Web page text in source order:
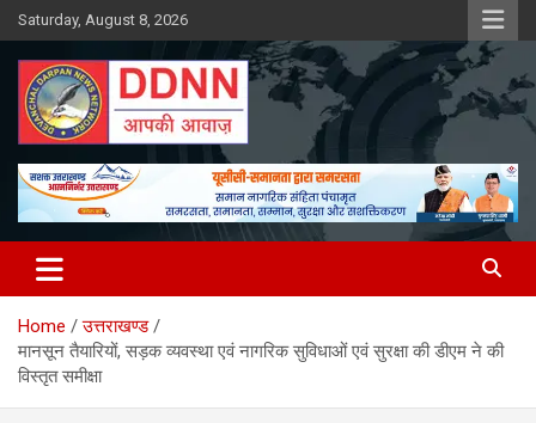
Skip
to
content
Saturday, August 8, 2026
DDNN
Home
उत्तराखण्ड
मानसून तैयारियों, सड़क व्यवस्था एवं नागरिक सुविधाओं एवं सुरक्षा की डीएम ने की
विस्तृत समीक्षा